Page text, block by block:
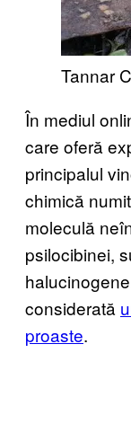
Tannar
În mediul
care oferă
principalul
chimică
moleculă
psilocibinei,
considerată
proaste.